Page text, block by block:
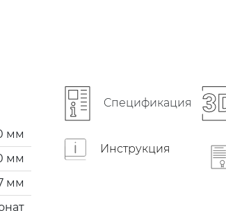
мм
мм
мм
Cпецификация
Инструкция